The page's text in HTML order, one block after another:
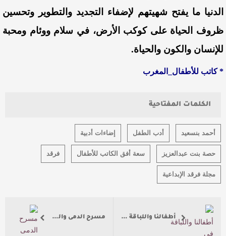
الدنيا ما يفتح شهيتهم لإضفاء التجديد والتطوير وتحسين
ظروف الحياة على كوكب الأرض، في سلام ووئام ومحبة
للإنسان والكون والحياة.
* كاتب للأطفال_المغرب
الكلمات المفتاحية
أحمد بنسعيد أدب الطفل إضاءات أدبية
حصة بنت عبدالعزيز سعة أفق الكاتب للأطفال فرقد
مجلة فرقد الإبداعية
‏أطفالنا واللباقة في الحديث مسرح الدمى والذكاء الاصطناعي.. ثنائية إبداعية جديدة